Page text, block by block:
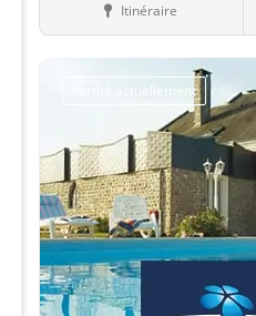
Abris Itinéraire
Fermé actuellement